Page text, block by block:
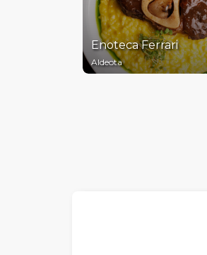
Enoteca Ferrari
Aldeota